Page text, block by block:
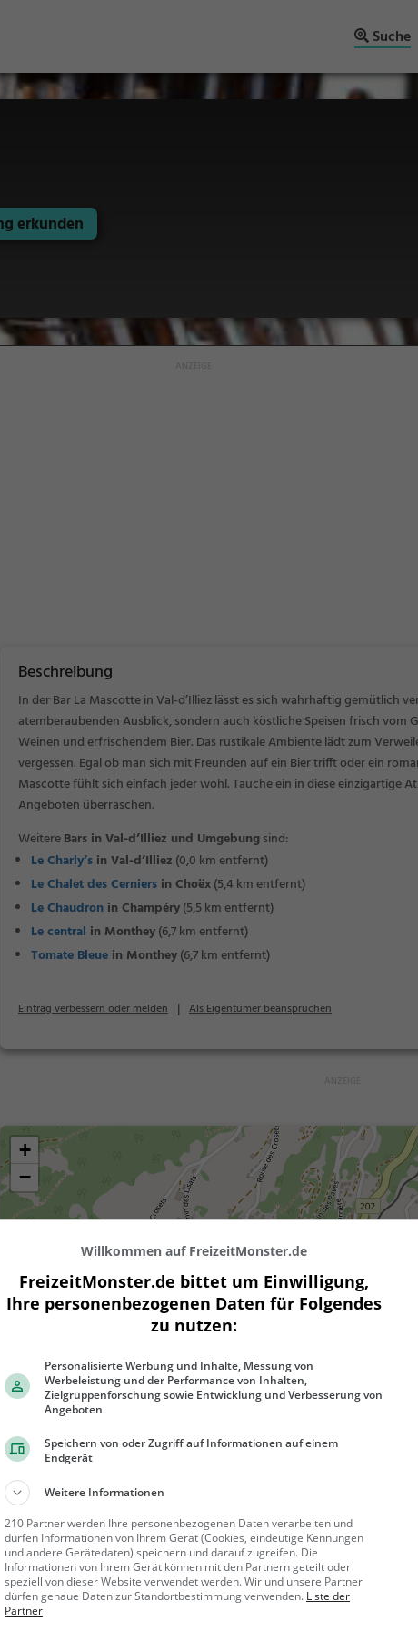
Suche
erkunden
Beschreibung
In der Bar La Mascotte in Val-d’Illiez lässt es sich wahrhaftig gemütlich
atemberaubenden Ausblick, sondern auch köstliche Speisen frisch vom
Weinen und erfrischendem Bier. Das rustikale Ambiente lädt zum
vergessen. Egal ob man sich mit Freunden auf ein Bier trifft oder ein
Mascotte fühlt sich einfach jeder wohl. Tauche ein in diese einzigartige
Angeboten überraschen.
WeitereBars in Val-d’Illiez und Umgebungsind:
Le Charly’s in Val-d’Illiez (0,0 km entfernt)
Le Chalet des Cerniers in Choëx(5,4 km entfernt)
Le Chaudron in Champéry(5,5 km entfernt)
Le central in Monthey(6,7 km entfernt)
Tomate Bleue in Monthey(6,7 km entfernt)
Eintrag verbessern oder melden | Als Eigentümer beanspruchen
+
−
300 m
1000 ft
Gaststätten in der Nähe von
Le Charly's
Bar in Val-d'Illiez
Val-d'Illiez,
Bar, Bier,
Willkommen auf FreizeitMonster.de
FreizeitMonster.de bittet um Einwilligung,
Ihre personenbezogenen Daten für Folgendes
zu nutzen:
Personalisierte Werbung und Inhalte, Messung von
Werbeleistung und der Performance von Inhalten,
Zielgruppenforschung sowie Entwicklung und Verbesserung von
Angeboten
Speichern von oder Zugriff auf Informationen auf einem
Endgerät
Weitere Informationen
210 Partner werden Ihre personenbezogenen Daten verarbeiten und
dürfen Informationen von Ihrem Gerät (Cookies, eindeutige Kennungen
und andere Gerätedaten) speichern und darauf zugreifen. Die
Informationen von Ihrem Gerät können mit den Partnern geteilt oder
speziell von dieser Website verwendet werden. Wir und unsere Partner
dürfen genaue Daten zur Standortbestimmung verwenden. Liste der
Partner